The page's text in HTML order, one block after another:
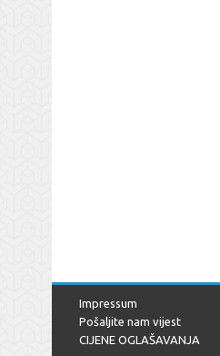
Impressum
Pošaljite nam vijest
CIJENE OGLAŠAVANJA